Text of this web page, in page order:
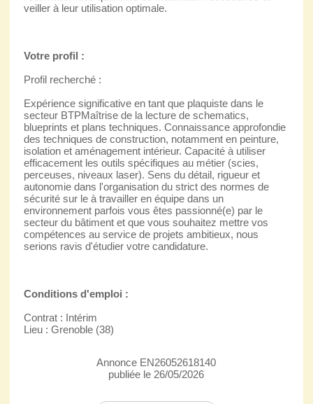
veiller à leur utilisation optimale.
Votre profil :
Profil recherché :
Expérience significative en tant que plaquiste dans le
secteur BTPMaîtrise de la lecture de schematics,
blueprints et plans techniques. Connaissance approfondie
des techniques de construction, notamment en peinture,
isolation et aménagement intérieur. Capacité à utiliser
efficacement les outils spécifiques au métier (scies,
perceuses, niveaux laser). Sens du détail, rigueur et
autonomie dans l'organisation du strict des normes de
sécurité sur le à travailler en équipe dans un
environnement parfois vous êtes passionné(e) par le
secteur du bâtiment et que vous souhaitez mettre vos
compétences au service de projets ambitieux, nous
serions ravis d'étudier votre candidature.
Conditions d'emploi :
Contrat : Intérim
Lieu : Grenoble (38)
Annonce EN26052618140
publiée le 26/05/2026